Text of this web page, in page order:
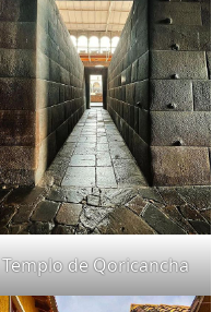
Templo de Qoricancha